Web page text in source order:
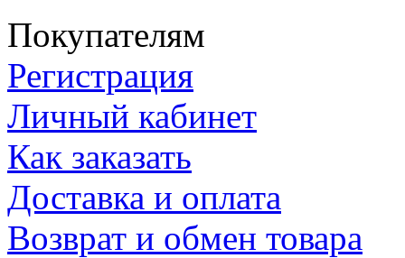
Покупателям
Регистрация
Личный кабинет
Как заказать
Доставка и оплата
Возврат и обмен товара